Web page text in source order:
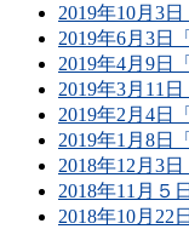
2019年10月3
2019年6月3日
2019年4月9日
2019年3月11
2019年2月4日
2019年1月8日
2018年12月3
2018年11月５
2018年10月22